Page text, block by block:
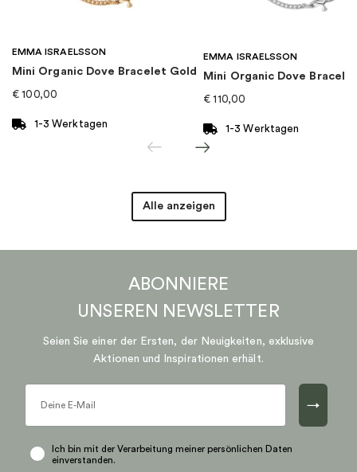
Kategorie:
Marke
EMMA ISRAELSSON
Mini Organic Dove Bracelet Gold
€ 100,00
1-3 Werktagen
EMMA ISRAELSSON
Mini Organic Dove
€ 110,00
1-3 Werktagen
Alle anzeigen
ABONNIERE
UNSEREN NEWSLETTER
Seien Sie einer der Ersten, der Neuigkeiten, exklusive
Aktionen und Inspirationen erhält.
→
Ich bin mit der Verarbeitung meiner persönlichen Daten
einverstanden.